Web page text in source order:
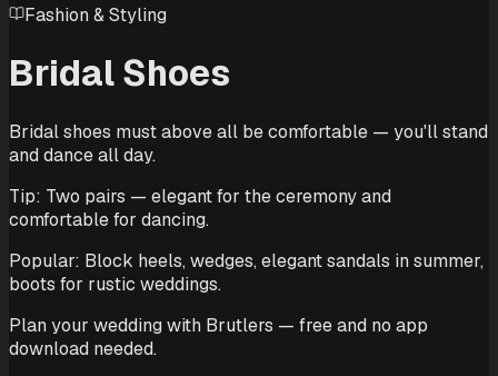
Fashion & Styling
Bridal Shoes
Bridal shoes must above all be comfortable — you'll stand
and dance all day.
Tip: Two pairs — elegant for the ceremony and
comfortable for dancing.
Popular: Block heels, wedges, elegant sandals in summer,
boots for rustic weddings.
Plan your wedding with Brutlers — free and no app
download needed.